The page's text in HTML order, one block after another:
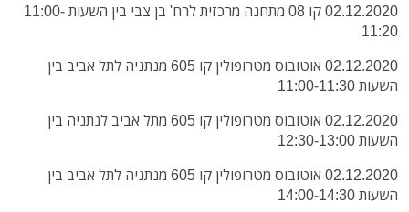
02.12.2020 קו 08 מתחנה מרכזית לרח' בן צבי בין השעות 11:00-
11:20
02.12.2020 אוטובוס מטרופולין קו 605 מנתניה לתל אביב בין
השעות 11:00-11:30
02.12.2020 אוטובוס מטרופולין קו 605 מתל אביב לנתניה בין
השעות 12:30-13:00
02.12.2020 אוטובוס מטרופולין קו 605 מנתניה לתל אביב בין
השעות 14:00-14:30